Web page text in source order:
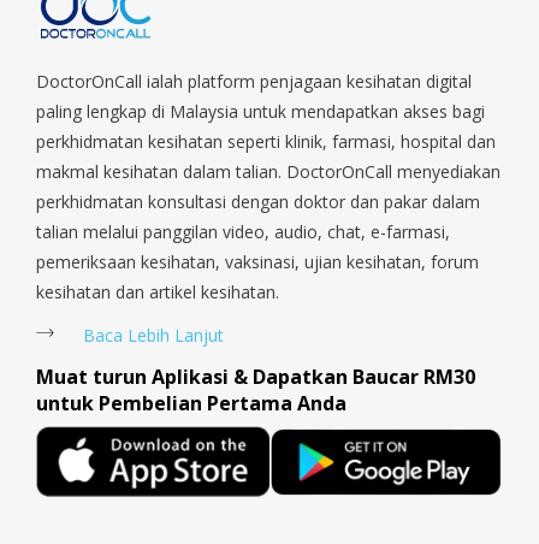
Macpherson, Mandai, Newton, Novena, Orchard, Pasir Ris,
Rochor, River Valley, Sembawang, Sengkang, Serangoon,
Serangoon Rd, Seletar, Tampines, Toa Payoh, Tanjong Pagar,
Telok Blangah, Tanglin, Thomson, Tuas, Tengah, Upper East
Coast, Upper Bukit Timah, Upper Thomson, Woodlands, West
Coast, Yishun, Yio Chu Kang.
DoctorOnCall ialah platform penjagaan kesihatan digital
paling lengkap di Malaysia untuk mendapatkan akses bagi
perkhidmatan kesihatan seperti klinik, farmasi, hospital dan
makmal kesihatan dalam talian. DoctorOnCall menyediakan
perkhidmatan konsultasi dengan doktor dan pakar dalam
talian melalui panggilan video, audio, chat, e-farmasi,
pemeriksaan kesihatan, vaksinasi, ujian kesihatan, forum
kesihatan dan artikel kesihatan.
Baca Lebih Lanjut
Muat turun Aplikasi & Dapatkan Baucar RM30
untuk Pembelian Pertama Anda